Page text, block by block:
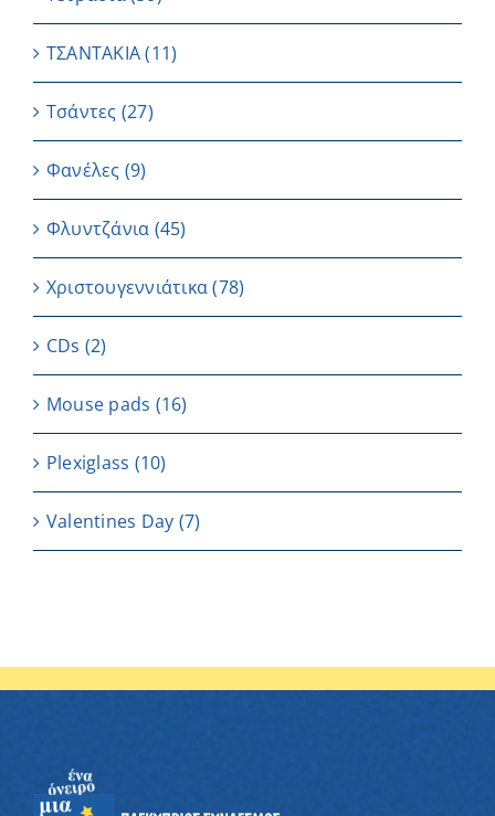
ΤΣΑΝΤΑΚΙΑ (11)
Τσάντες (27)
Φανέλες (9)
Φλυντζάνια (45)
Χριστουγεννιάτικα(78)
CDs (2)
Μouse pads (16)
Plexiglass (10)
Valentines Day (7)